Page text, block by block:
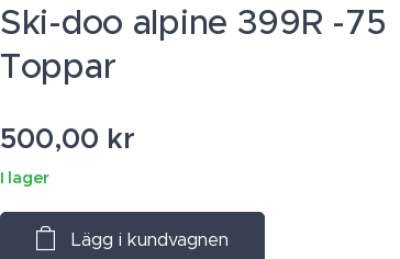
Ski-doo alpine 399R -75
Toppar
500,00 kr
I lager
Lägg i kundvagnen